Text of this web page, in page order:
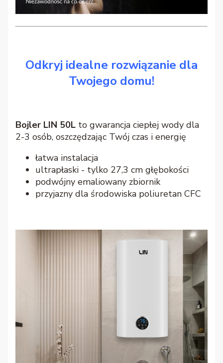
Odkryj idealne rozwiązanie dla
Twojego domu!
Bojler LIN 50L to gwarancja ciepłej wody dla
2-3 osób, oszczędzając Twój czas i energię
łatwa instalacja
ultrapłaski - tylko 27,3 cm głębokości
podwójny emaliowany zbiornik
przyjazny dla środowiska poliuretan CFC